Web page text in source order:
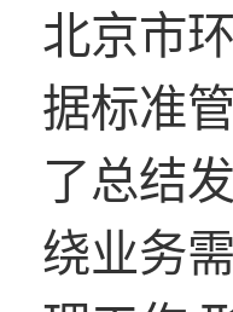
北京市
据标准
了总结
绕业务